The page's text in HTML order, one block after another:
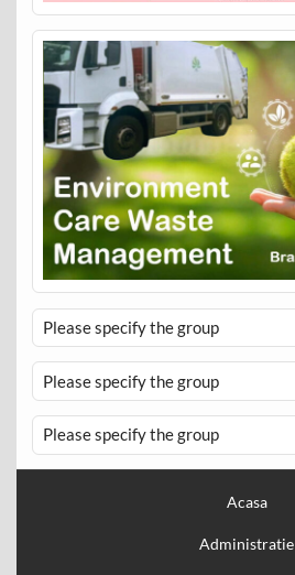
Please specify the group
Please specify the group
Please specify the group
Acasa
Administratie